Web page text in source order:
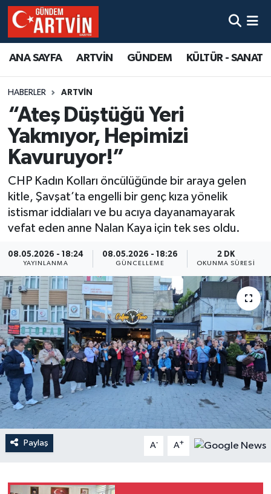
ANA SAYFA ARTVİN GÜNDEM KÜLTÜR - SANAT
HABERLER ARTVİN
“Ateş Düştüğü Yeri
Yakmıyor, Hepimizi
Kavuruyor!”
CHP Kadın Kolları öncülüğünde bir araya gelen
kitle, Şavşat’ta engelli bir genç kıza yönelik
istismar iddiaları ve bu acıya dayanamayarak
vefat eden anne Nalan Kaya için tek ses oldu.
08.05.2026 - 18:24
YAYINLANMA
08.05.2026 - 18:26
GÜNCELLEME
2 DK
OKUNMA SÜRESI
Paylaş A- A+